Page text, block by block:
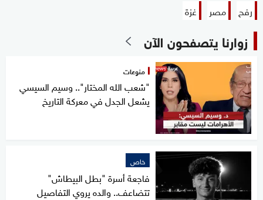
رفح مصر غزة
زوارنا يتصفحون الآن
منوعات
"شعب الله المختار".. وسيم السيسي
يشعل الجدل في معركة التاريخ
خاص
فاجعة أسرة "بطل البيطاش"
تتضاعف.. والده يروي التفاصيل